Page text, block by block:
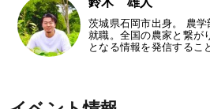
茨城県石岡市出身。 農
就職。全国の農家と繋が
となる情報を発信するこ